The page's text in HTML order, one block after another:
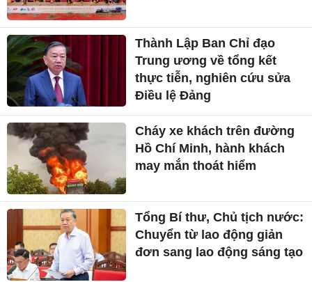
Thành Lập Ban Chỉ đạo
Trung ương về tổng kết
thực tiễn, nghiên cứu sửa
Điều lệ Đảng
Cháy xe khách trên đường
Hồ Chí Minh, hành khách
may mắn thoát hiểm
Tổng Bí thư, Chủ tịch nước:
Chuyển từ lao động giản
đơn sang lao động sáng tạo